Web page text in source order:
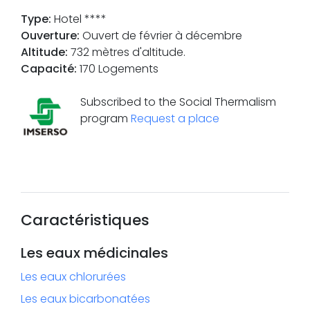
Type: Hotel ****
Ouverture: Ouvert de février à décembre
Altitude: 732 mètres d'altitude.
Capacité: 170 Logements
Subscribed to the Social Thermalism
program Request a place
Caractéristiques
Les eaux médicinales
Les eaux chlorurées
Les eaux bicarbonatées